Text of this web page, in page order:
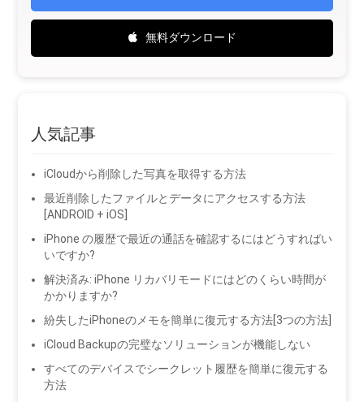
無料ダウンロード
人気記事
iCloudから削除した写真を取得する方法
最近削除したファイルとデータにアクセスする方法
[ANDROID + iOS]
iPhone の履歴で最近の通話を確認するにはどうすればい
いですか?
解決済み: iPhone リカバリモードにはどのくらい時間が
かかりますか?
紛失したiPhoneのメモを簡単に復元する方法[3つの方法]
iCloud Backupの完璧なソリューションが機能しない
すべてのデバイスでシークレット履歴を簡単に復元する
方法